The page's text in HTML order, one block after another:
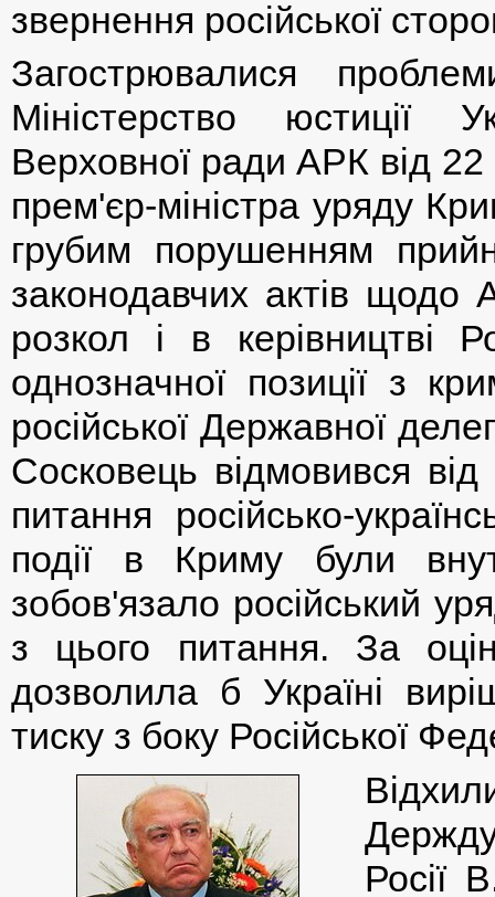
звернення російської
Загострювалися
Міністерство юстиції
Верховної ради АРК від
прем'єр-міністра уряду
грубим порушенням
законодавчих актів
розкол і в керівництві
однозначної позиції з
російської Державної
Сосковець відмовився
питання російсько-
події в Криму були
зобов'язало російський
з цього питання. За
дозволила б Україні
тиску з боку Російської
Росії